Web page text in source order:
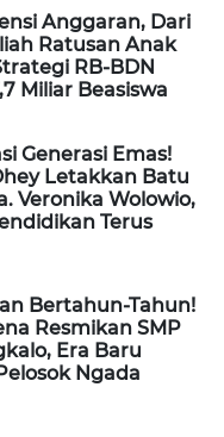
Anggaran, Dari
Ratusan Anak
RB-BDN
Miliar Beasiswa
Generasi Emas!
Letakkan Batu
Veronika Wolowio,
Terus
Bertahun-Tahun!
Resmikan SMP
Era Baru
Ngada